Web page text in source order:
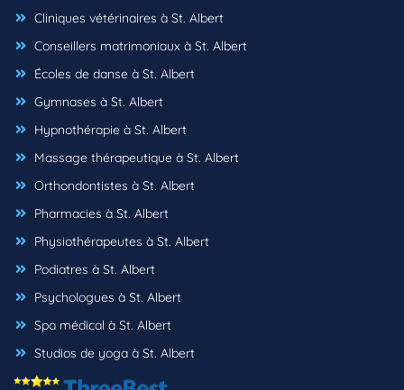
Cliniques vétérinaires à St. Albert
Conseillers matrimoniaux à St. Albert
Écoles de danse à St. Albert
Gymnases à St. Albert
Hypnothérapie à St. Albert
Massage thérapeutique à St. Albert
Orthondontistes à St. Albert
Pharmacies à St. Albert
Physiothérapeutes à St. Albert
Podiatres à St. Albert
Psychologues à St. Albert
Spa médical à St. Albert
Studios de yoga à St. Albert